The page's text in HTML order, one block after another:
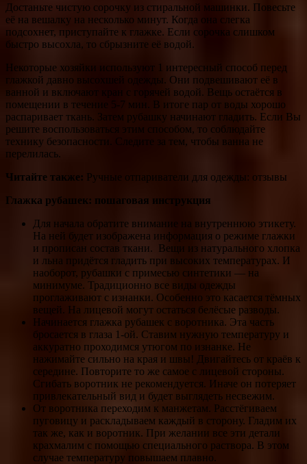
Достаньте чистую сорочку из стиральной машинки. Повесьте
её на вешалку на несколько минут. Когда она слегка
подсохнет, приступайте к глажке. Если сорочка слишком
быстро высохла, то сбрызните её водой.
Некоторые хозяйки используют 1 интересный способ перед
глажкой давно высохшей одежды. Они подвешивают её в
ванной и включают кран с горячей водой. Вещь остаётся в
помещении в течение 5-7 мин. В итоге пар от воды хорошо
распаривает ткань. Затем рубашку начинают гладить. Если Вы
решите воспользоваться этим способом, то соблюдайте
технику безопасности. Следите за тем, чтобы ванна не
перелилась.
Читайте также: Ручные отпариватели для одежды: отзывы
Глажка рубашек: пошаговая инструкция
Для начала обратите внимание на внутреннюю этикету.
На ней будет изображена информация о режиме глажки
и прописан состав ткани. Вещи из натурального хлопка
и льна придётся гладить при высоких температурах. И
наоборот, рубашки с примесью синтетики — на
минимуме. Традиционно все виды одежды
проглаживают с изнанки. Особенно это касается тёмных
вещей. На лицевой могут остаться белёсые разводы.
Начинается глажка рубашек с воротника. Эта часть
бросается в глаза 1-ой. Ставим нужную температуру и
аккуратно проходимся утюгом по изнанке. Не
нажимайте сильно на края и швы! Двигайтесь от краёв к
середине. Повторите то же самое с лицевой стороны.
Сгибать воротник не рекомендуется. Иначе он потеряет
привлекательный вид и будет выглядеть несвежим.
От воротника переходим к манжетам. Расстёгиваем
пуговицу и раскладываем каждый в сторону. Гладим их
так же, как и воротник. При желании все эти детали
крахмалим с помощью специального раствора. В этом
случае температуру повышаем плавно.